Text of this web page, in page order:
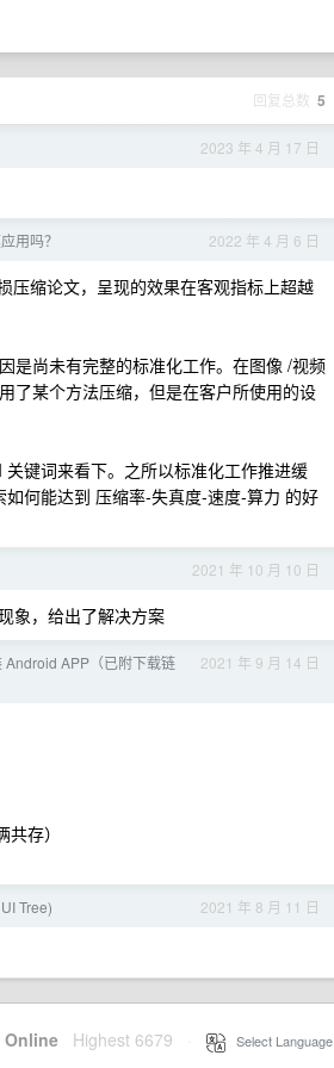
回复总数 5
2023 年 4 月 17 日
2022 年 4 月 6 日
用吗？
压缩论文，呈现的效果在客观指标上超越
是尚未有完整的标准化工作。在图像 /视频
了某个方法压缩，但是在客户所使用的设
键词来看下。之所以标准化工作推进缓
何能达到 压缩率-失真度-速度-算力 的好
2021 年 10 月 10 日
象，给出了解决方案
2021 年 9 月 14 日
Android APP（已附下载链
存）
2021 年 8 月 11 日
Tree)
Online Highest 6679 Select Language